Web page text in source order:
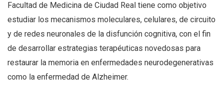
Facultad de Medicina de Ciudad Real tiene como objetivo
estudiar los mecanismos moleculares, celulares, de circuito
y de redes neuronales de la disfunción cognitiva, con el fin
de desarrollar estrategias terapéuticas novedosas para
restaurar la memoria en enfermedades neurodegenerativas
como la enfermedad de Alzheimer.